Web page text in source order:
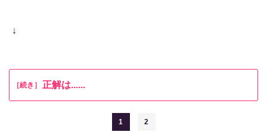
↓
［続き］ 正解は......
1 2